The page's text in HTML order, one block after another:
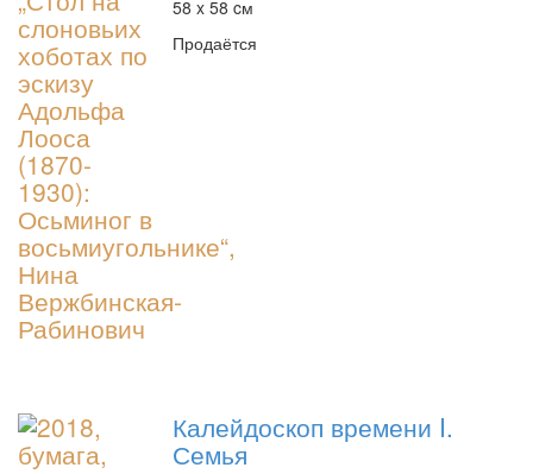
58 x 58 cм
Продаётся
Калейдоскоп времени I.
Семья